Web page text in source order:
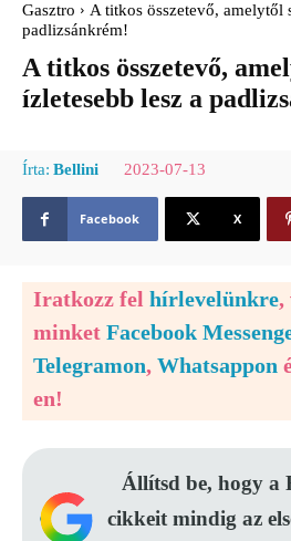
Gasztro
A titkos összetevő, amelytől
padlizsánkrém!
A titkos összetevő,
ízletesebb lesz a
Írta: Bellini 2023-07-13
Facebook X
Iratkozz fel hírlevelünkre,
minket Facebook
Telegramon, Whatsappon
en!
Állítsd be, hogy
cikkeit mindig az